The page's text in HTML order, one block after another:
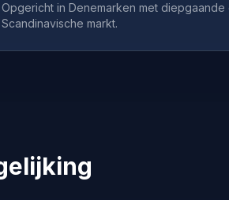
Opgericht in Denemarken met
Scandinavische markt.